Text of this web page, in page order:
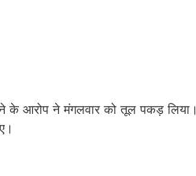
के आरोप ने मंगलवार को तूल पकड़ लिया।